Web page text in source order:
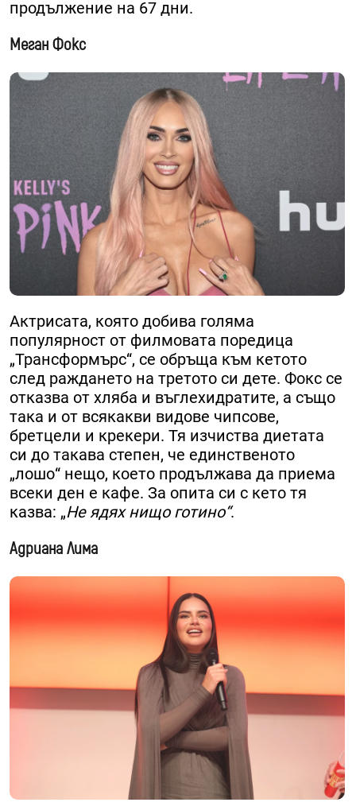
продължение на 67 дни.
Меган Фокс
Актрисата, която добива голяма
популярност от филмовата поредица
„Трансформърс“, се обръща към кетото
след раждането на третото си дете. Фокс се
отказва от хляба и въглехидратите, а също
така и от всякакви видове чипсове,
бретцели и крекери. Тя изчиства диетата
си до такава степен, че единственото
„лошо“ нещо, което продължава да приема
всеки ден е кафе. За опита си с кето тя
казва: „Не ядях нищо готино“.
Адриана Лима